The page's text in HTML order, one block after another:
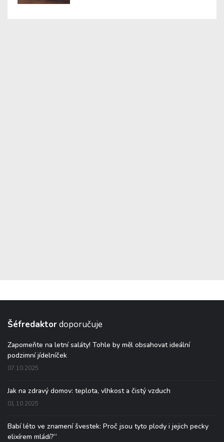
Šéfredaktordoporučuje
Zapomeňte na letní saláty! Tohle by měl obsahovat ideální
podzimní jídelníček
07.10.2025
Jak na zdravý domov: teplota, vlhkost a čistý vzduch
01.10.2025
Babí léto ve znamení švestek: Proč jsou tyto plody i jejich pecky
elixírem mládí?“